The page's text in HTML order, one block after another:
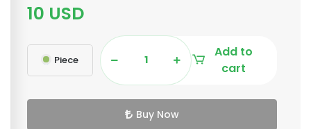
10 USD
Piece
Add to
cart
Buy Now